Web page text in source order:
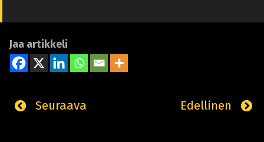
Jaa artikkeli
Edellinen
Seuraava